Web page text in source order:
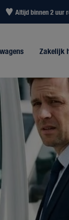
Altijd binnen 2 uur
Zakelijk